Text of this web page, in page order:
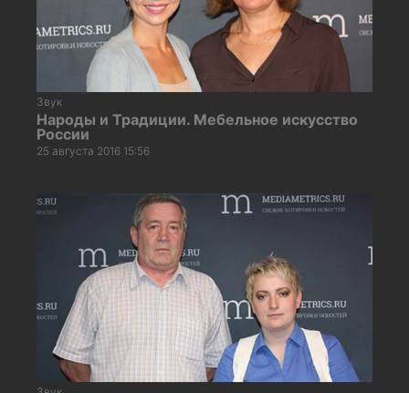
Звук
Народы и Традиции. Мебельное искусство
России
25 августа 2016 15:56